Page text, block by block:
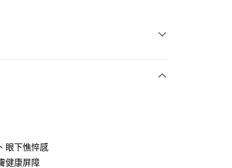
NT$1,326
NT$663
眼下憔悴感
健康屏障